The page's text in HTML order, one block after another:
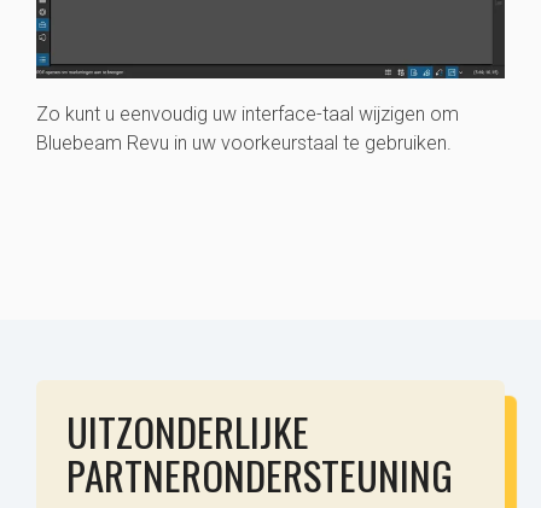
Zo kunt u eenvoudig uw interface-taal wijzigen om
Bluebeam Revu in uw voorkeurstaal te gebruiken.
UITZONDERLIJKE
PARTNERONDERSTEUNING